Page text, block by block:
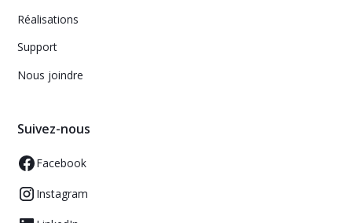
Réalisations
Support
Nous joindre
Suivez-nous
Facebook
Instagram